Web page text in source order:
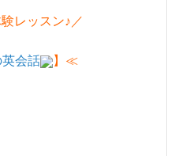
レッスン♪／
会話 】≪